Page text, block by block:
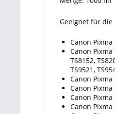
Geeignet für die
Canon Pixma
Canon Pixma
TS8152,
TS9521,
Canon Pixma
Canon Pixma
Canon Pixma
Canon Pixma